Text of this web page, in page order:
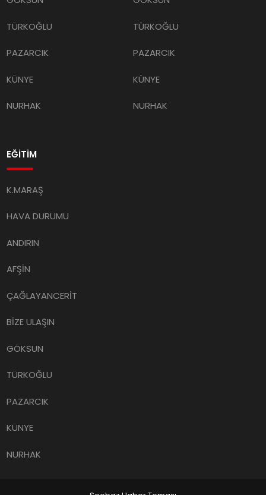
TÜRKOĞLU
PAZARCIK
KÜNYE
NURHAK
TÜRKOĞLU
PAZARCIK
KÜNYE
NURHAK
EĞİTİM
K.MARAŞ
HAVA DURUMU
ANDIRIN
AFŞİN
ÇAĞLAYANCERİT
BİZE ULAŞIN
GÖKSUN
TÜRKOĞLU
PAZARCIK
KÜNYE
NURHAK